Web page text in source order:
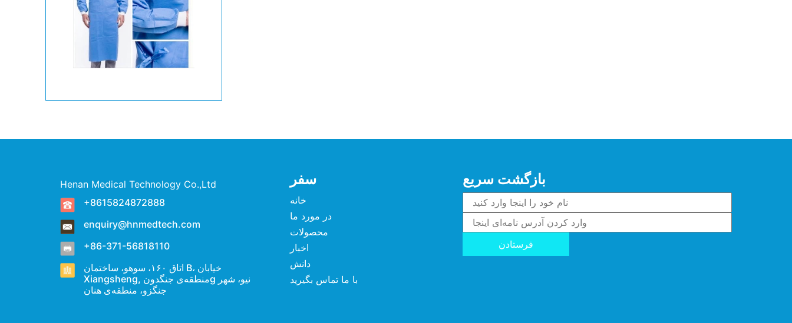
Henan Medical Technology Co.,Ltd
+8615824872888
enquiry@hnmedtech.com
+86-371-56818110
اتاق ۱۶۰، سوهو، ساختمان B، خیابان
Xiangsheng, منطقه‌ی جنگدونg نیو، شهر
جنگزو، منطقه‌ی هنان
سفر
خانه
در مورد ما
محصولات
اخبار
دانش
با ما تماس بگیرید
بازگشت سریع
فرستادن